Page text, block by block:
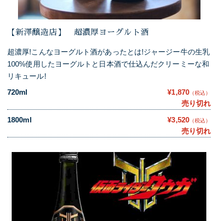
【新澤醸造店】 超濃厚ヨーグルト酒
超濃厚!こんなヨーグルト酒があったとは!ジャージー牛の生乳
100%使用したヨーグルトと日本酒で仕込んだクリーミーな和
リキュール!
720ml
¥1,870 （税込）
売り切れ
1800ml
¥3,520 （税込）
売り切れ